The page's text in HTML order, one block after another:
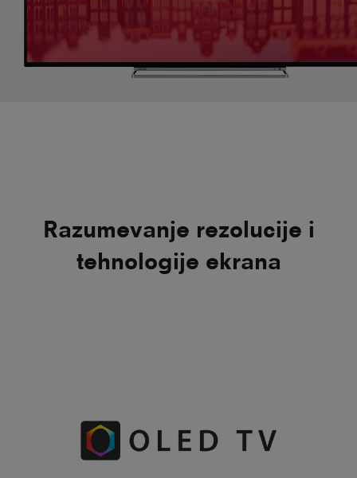
Razumevanje rezolucije i
tehnologije ekrana